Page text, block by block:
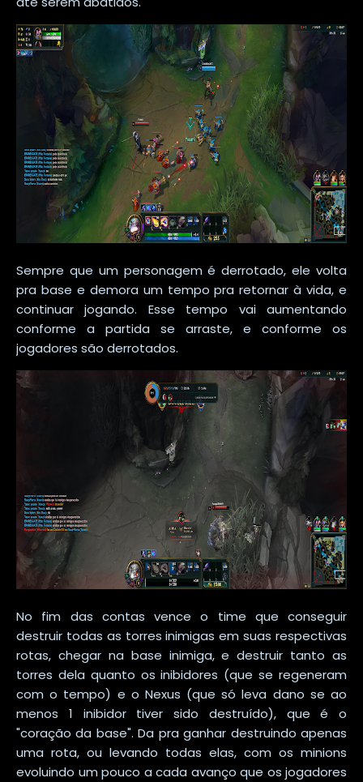
Sempre que um personagem é derrotado, ele volta
pra base e demora um tempo pra retornar à vida, e
continuar jogando. Esse tempo vai aumentando
conforme a partida se arraste, e conforme os
jogadores são derrotados.
No fim das contas vence o time que conseguir
destruir todas as torres inimigas em suas respectivas
rotas, chegar na base inimiga, e destruir tanto as
torres dela quanto os inibidores (que se regeneram
com o tempo) e o Nexus (que só leva dano se ao
menos 1 inibidor tiver sido destruído), que é o
"coração da base". Da pra ganhar destruindo apenas
uma rota, ou levando todas elas, com os minions
evoluindo um pouco a cada avanço que os jogadores